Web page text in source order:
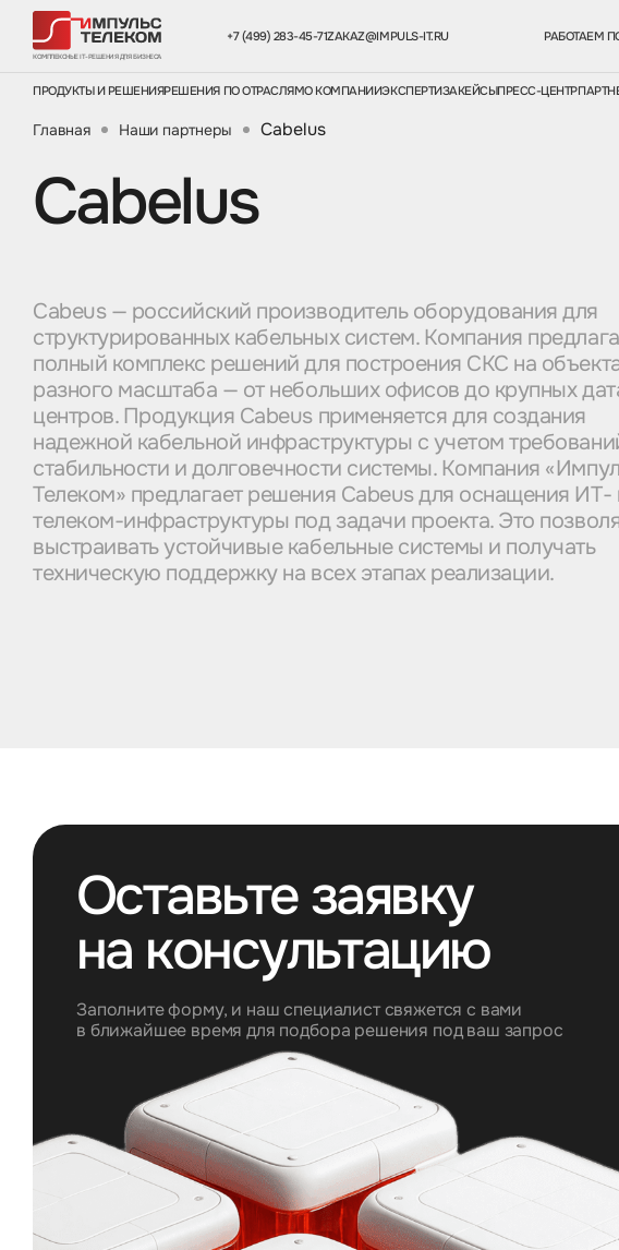
КОМПЛЕКСНЫЕ IT-РЕШЕНИЯ ДЛЯ БИЗНЕСА
+7 (499) 283-45-71ZAKAZ@IMPULS-IT.RU РАБОТАЕМ
ПРОДУКТЫ И РЕШЕНИЯРЕШЕНИЯ ПО ОТРАСЛЯМО КОМПАНИИЭКСПЕРТИЗАКЕЙСЫПРЕСС-ЦЕНТР
Главная Наши партнеры Cabelus
Cabelus
Cabeus — российский производитель оборудования для
структурированных кабельных систем. Компания
полный комплекс решений для построения СКС на
разного масштаба — от небольших офисов до крупных
центров. Продукция Cabeus применяется для создания
надежной кабельной инфраструктуры с учетом
стабильности и долговечности системы. Компания
Телеком» предлагает решения Cabeus для оснащения ИТ-
телеком-инфраструктуры под задачи проекта. Это
выстраивать устойчивые кабельные системы и получать
техническую поддержку на всех этапах реализации.
Оставьте заявку
на консультацию
Заполните форму, и наш специалист свяжется с вами
в ближайшее время для подбора решения под ваш запрос